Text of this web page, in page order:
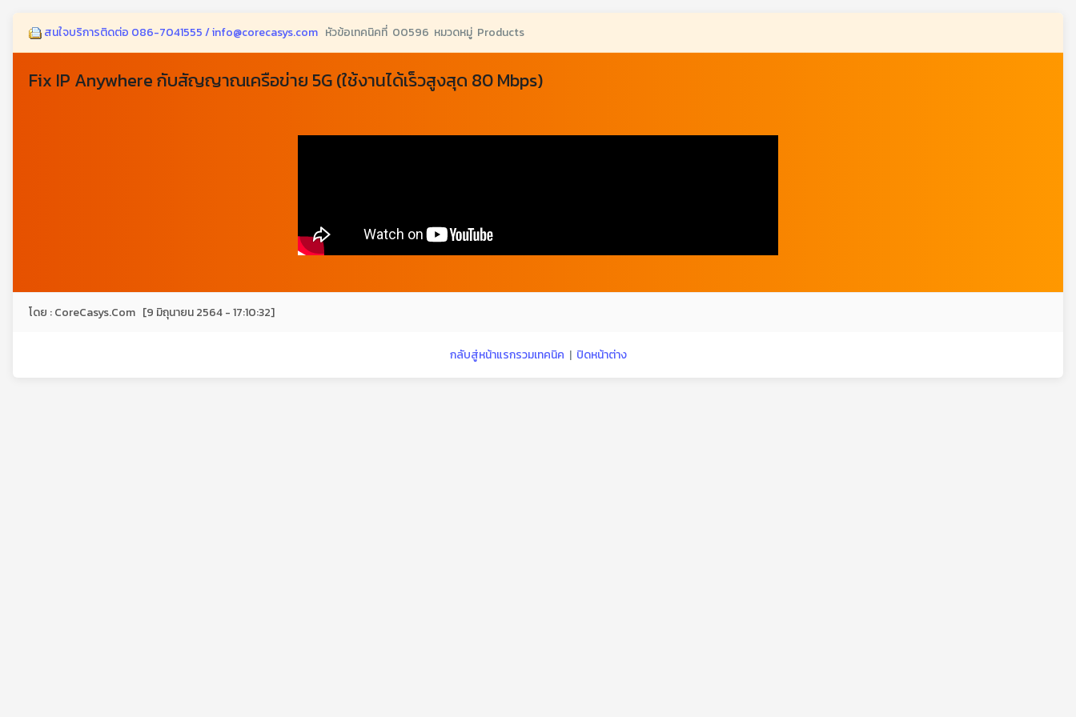
สนใจบริการติดต่อ 086-7041555 / info@corecasys.com หัวข้อเทคนิคที่ 00596 หมวดหมู่ Products
Fix IP Anywhere กับสัญญาณเครือข่าย 5G (ใช้งานได้เร็วสูงสุด 80 Mbps)
โดย : CoreCasys.Com [9 มิถุนายน 2564 - 17:10:32]
กลับสู่หน้าแรกรวมเทคนิค | ปิดหน้าต่าง